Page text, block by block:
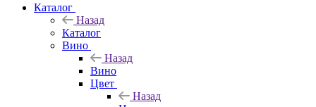
Каталог
Назад
Каталог
Вино
Назад
Вино
Цвет
Назад